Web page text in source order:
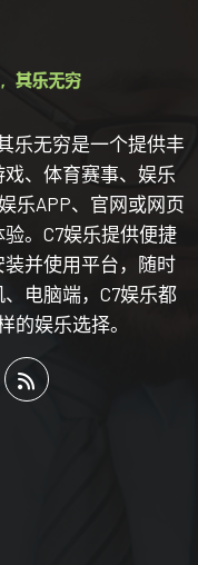
乐无穷是一个提供丰
、体育赛事、娱乐
乐APP、官网或网页
。C7娱乐提供便捷
并使用平台，随时
电脑端，C7娱乐都
的娱乐选择。